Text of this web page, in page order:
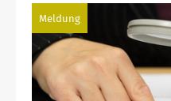
Meldung